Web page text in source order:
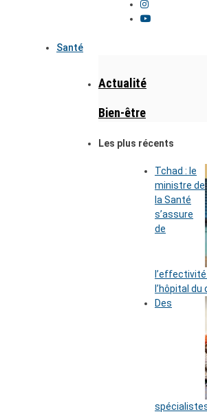
Santé
Actualité
Bien-être
Les plus récents
Tchad : le
ministre de
la Santé
s’assure
de
l’hôpital
Des